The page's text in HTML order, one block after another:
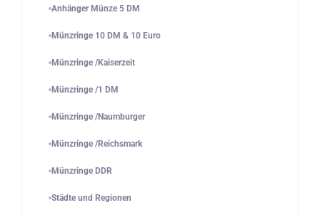
Anhänger Münze 5 DM
Münzringe 10 DM & 10 Euro
Münzringe /Kaiserzeit
Münzringe /1 DM
Münzringe /Naumburger
Münzringe /Reichsmark
Münzringe DDR
Städte und Regionen